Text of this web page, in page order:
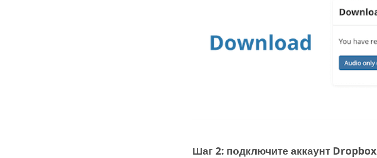
Шаг 2: подключите аккаунт Dropbox